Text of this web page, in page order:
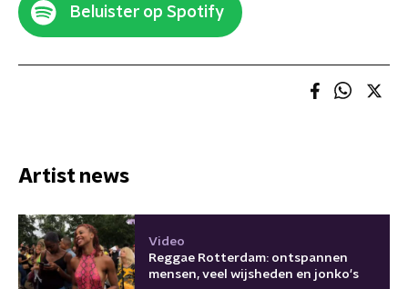
Beluister op Spotify
Artist news
Video
Reggae Rotterdam: ontspannen
mensen, veel wijsheden en jonko's